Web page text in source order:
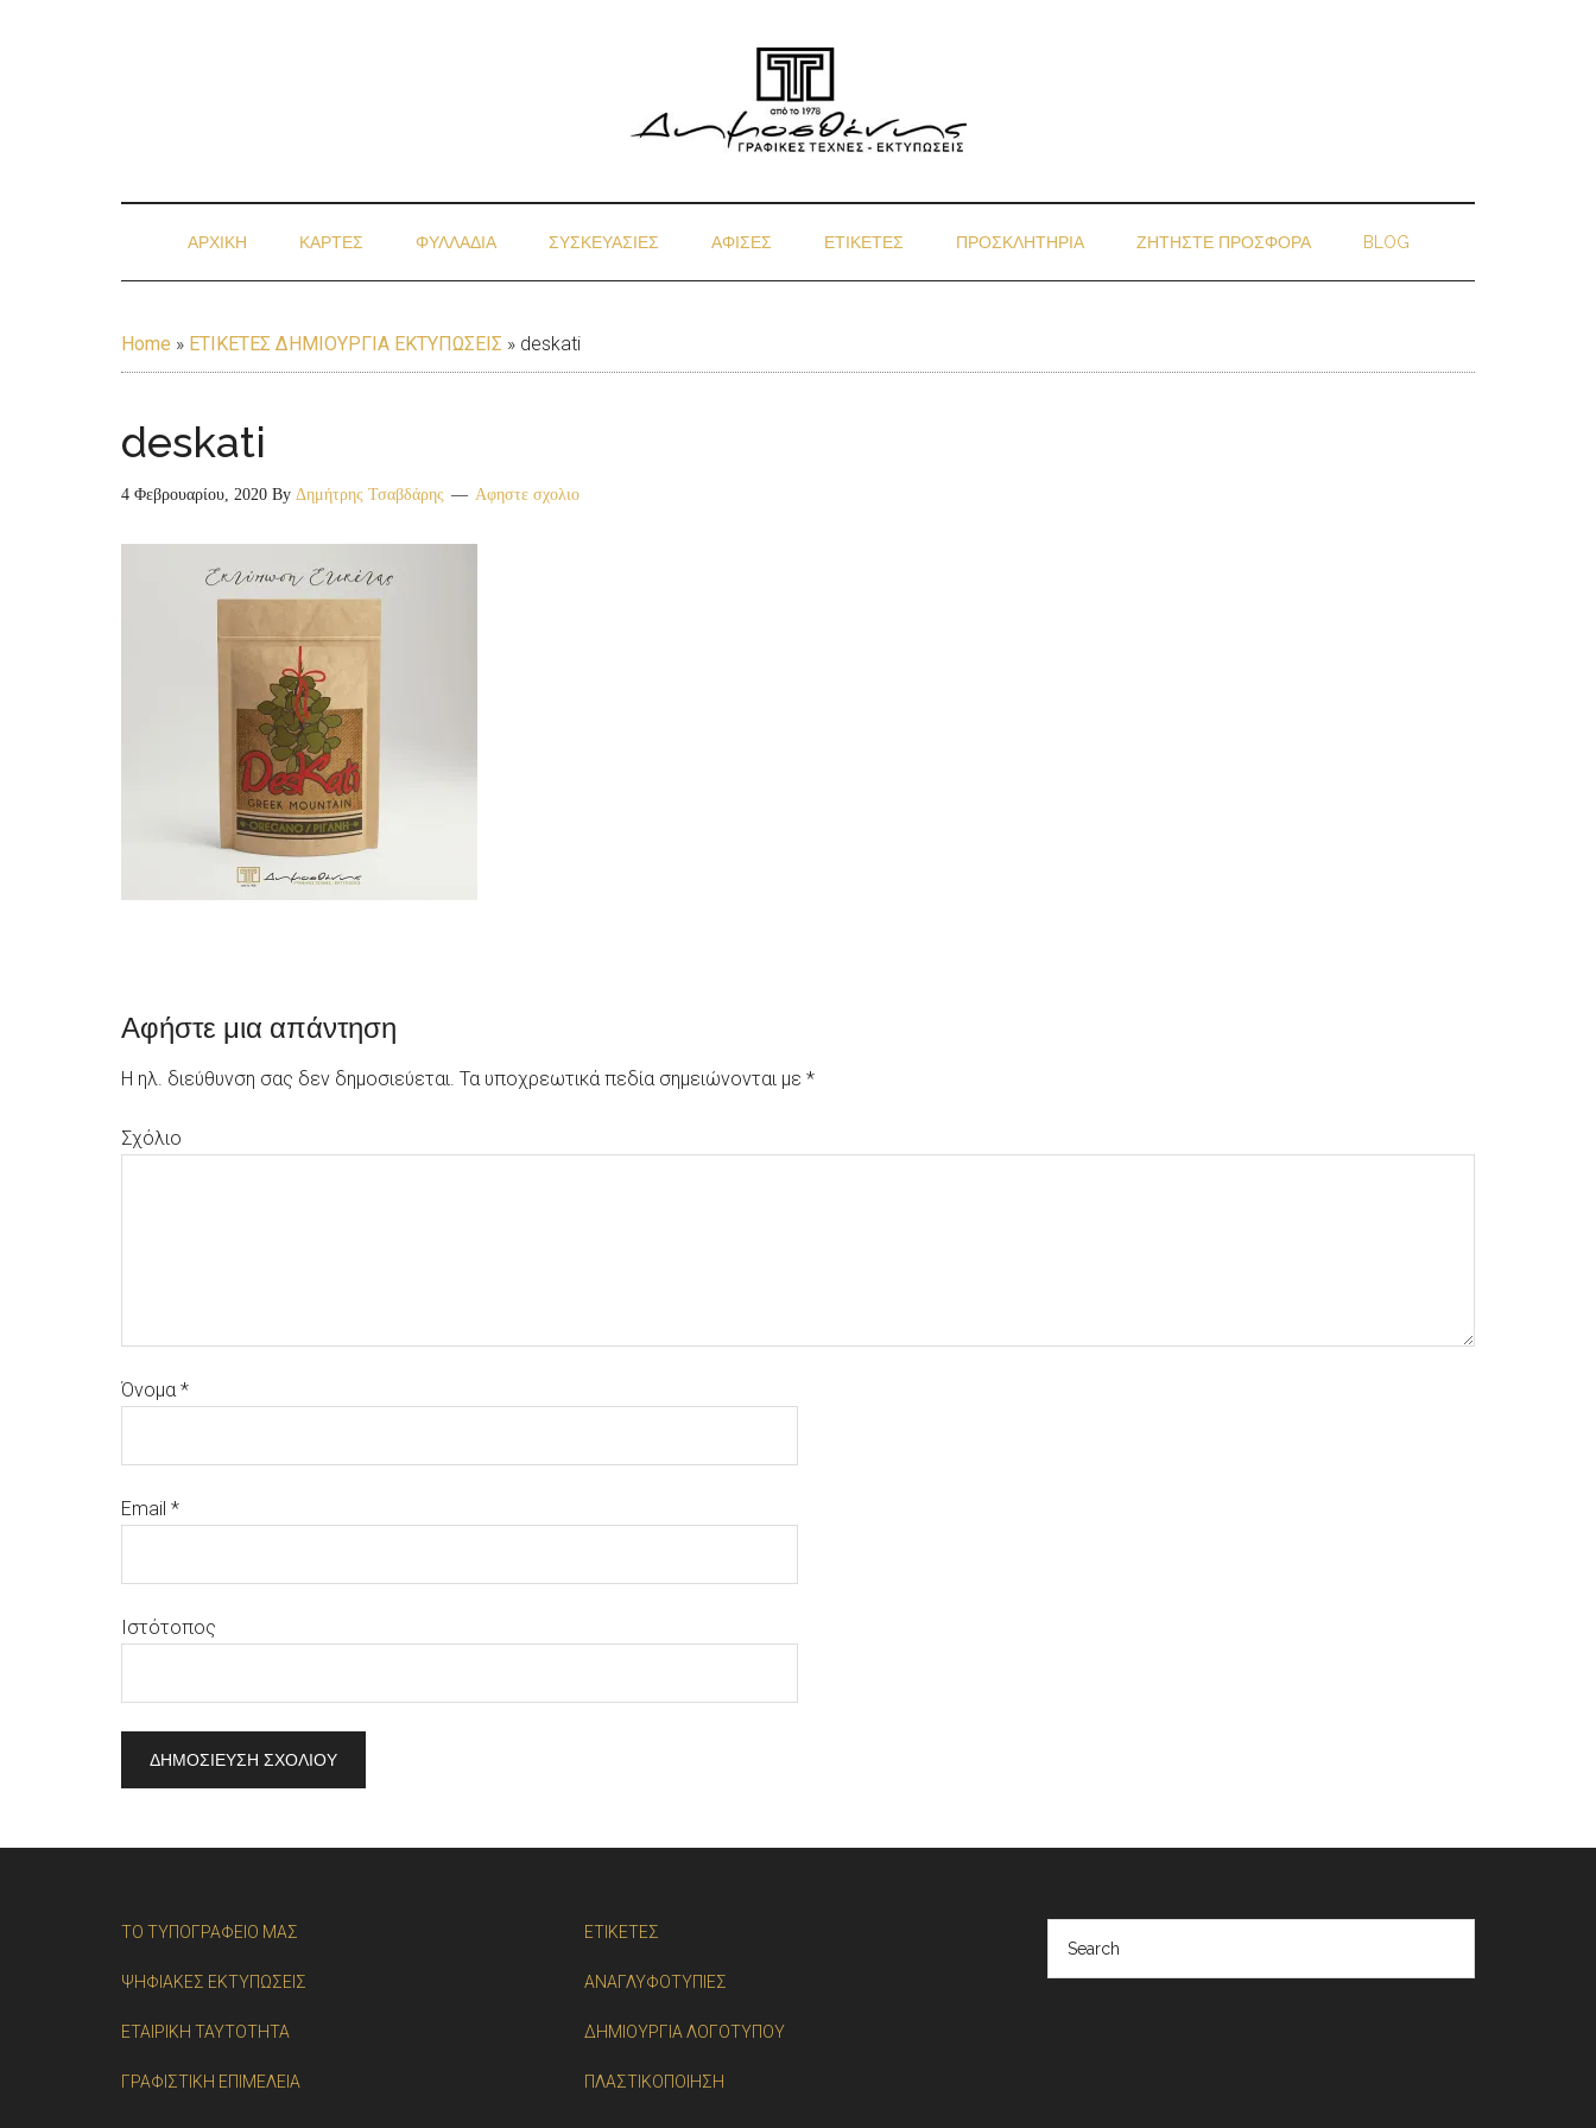
ΑΡΧΙΚΗ ΚΑΡΤΕΣ ΦΥΛΛΑΔΙΑ ΣΥΣΚΕΥΑΣΙΕΣ ΑΦΙΣΕΣ ΕΤΙΚΕΤΕΣ ΠΡΟΣΚΛΗΤΗΡΙΑ ΖΗΤΗΣΤΕ ΠΡΟΣΦΟΡΑ BLOG
Home » ΕΤΙΚΕΤΕΣ ΔΗΜΙΟΥΡΓΙΑ ΕΚΤΥΠΩΣΕΙΣ » deskati
deskati
4 Φεβρουαρίου, 2020 By Δημήτρης Τσαβδάρης Αφηστε σχολιο
Αφήστε μια απάντηση
Η ηλ. διεύθυνση σας δεν δημοσιεύεται. Τα υποχρεωτικά πεδία σημειώνονται με *
Σχόλιο
Όνομα*
Email *
Ιστότοπος
ΤΟ ΤΥΠΟΓΡΑΦΕΙΟ ΜΑΣ
ΨΗΦΙΑΚΕΣ ΕΚΤΥΠΩΣΕΙΣ
ΕΤΑΙΡΙΚΗ ΤΑΥΤΟΤΗΤΑ
ΓΡΑΦΙΣΤΙΚΗ ΕΠΙΜΕΛΕΙΑ
ΕΤΙΚΕΤΕΣ
ΑΝΑΓΛΥΦΟΤΥΠΙΕΣ
ΔΗΜΙΟΥΡΓΙΑ ΛΟΓΟΤΥΠΟΥ
ΠΛΑΣΤΙΚΟΠΟΙΗΣΗ